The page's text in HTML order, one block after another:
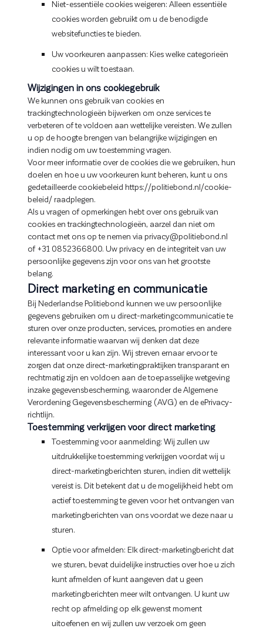
Niet-essentiële cookies weigeren: Alleen essentiële
cookies worden gebruikt om u de benodigde
websitefuncties te bieden.
Uw voorkeuren aanpassen: Kies welke categorieën
cookies u wilt toestaan.
Wijzigingen in ons cookiegebruik
We kunnen ons gebruik van cookies en
trackingtechnologieën bijwerken om onze services te
verbeteren of te voldoen aan wettelijke vereisten. We zullen
u op de hoogte brengen van belangrijke wijzigingen en
indien nodig om uw toestemming vragen.
Voor meer informatie over de cookies die we gebruiken, hun
doelen en hoe u uw voorkeuren kunt beheren, kunt u ons
gedetailleerde cookiebeleid https://politiebond.nl/cookie-
beleid/ raadplegen.
Als u vragen of opmerkingen hebt over ons gebruik van
cookies en trackingtechnologieën, aarzel dan niet om
contact met ons op te nemen via privacy@politiebond.nl
of +31 0852366800. Uw privacy en de integriteit van uw
persoonlijke gegevens zijn voor ons van het grootste
belang.
Direct marketing en communicatie
Bij Nederlandse Politiebond kunnen we uw persoonlijke
gegevens gebruiken om u direct-marketingcommunicatie te
sturen over onze producten, services, promoties en andere
relevante informatie waarvan wij denken dat deze
interessant voor u kan zijn. Wij streven ernaar ervoor te
zorgen dat onze direct-marketingpraktijken transparant en
rechtmatig zijn en voldoen aan de toepasselijke wetgeving
inzake gegevensbescherming, waaronder de Algemene
Verordening Gegevensbescherming (AVG) en de ePrivacy-
richtlijn.
Toestemming verkrijgen voor direct marketing
Toestemming voor aanmelding: Wij zullen uw
uitdrukkelijke toestemming verkrijgen voordat wij u
direct-marketingberichten sturen, indien dit wettelijk
vereist is. Dit betekent dat u de mogelijkheid hebt om
actief toestemming te geven voor het ontvangen van
marketingberichten van ons voordat we deze naar u
sturen.
Optie voor afmelden: Elk direct-marketingbericht dat
we sturen, bevat duidelijke instructies over hoe u zich
kunt afmelden of kunt aangeven dat u geen
marketingberichten meer wilt ontvangen. U kunt uw
recht op afmelding op elk gewenst moment
uitoefenen en wij zullen uw verzoek om geen